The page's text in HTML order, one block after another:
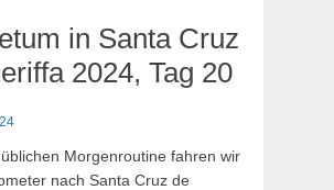
in Santa Cruz
2024, Tag 20
Morgenroutine fahren wir
nach Santa Cruz de